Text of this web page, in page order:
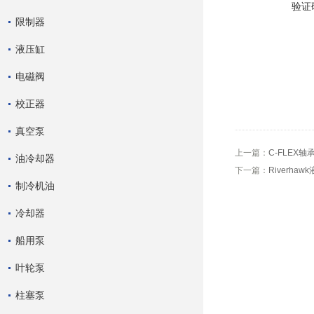
限制器
液压缸
电磁阀
校正器
真空泵
油冷却器
制冷机油
冷却器
船用泵
叶轮泵
柱塞泵
验证
上一篇： C-FLEX轴
下一篇： Riverhawk